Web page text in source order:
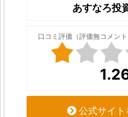
あすなろ投
口コミ評価（評価無コメント
公式サイト